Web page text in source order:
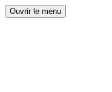
Ouvrir le menu